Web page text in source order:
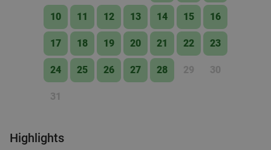
10 11 12 13 14 15 16
17 18 19 20 21 22 23
24 25 26 27 28 29 30
31
Highlights